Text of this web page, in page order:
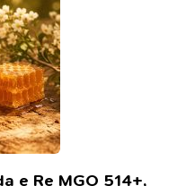
e Re MGO 514+,